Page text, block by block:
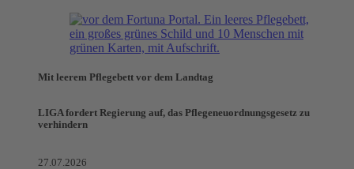
Mit leerem Pflegebett vor dem Landtag
LIGA fordert Regierung auf, das Pflegeneuordnungsgesetz zu
verhindern
27.07.2026